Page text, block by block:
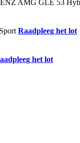
Raadpleeg het lot
het lot